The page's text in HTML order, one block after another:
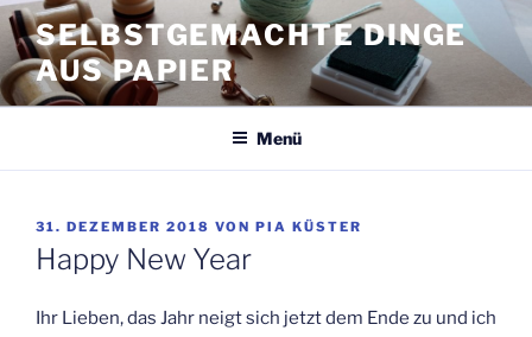
Zum
Inhalt
springen
SELBSTGEMACHTE DINGE
AUS PAPIER
Menü
VERÖFFENTLICHT
AM
31. DEZEMBER 2018 VON PIA KÜSTER
Happy New Year
Ihr Lieben, das Jahr neigt sich jetzt dem Ende zu und ich